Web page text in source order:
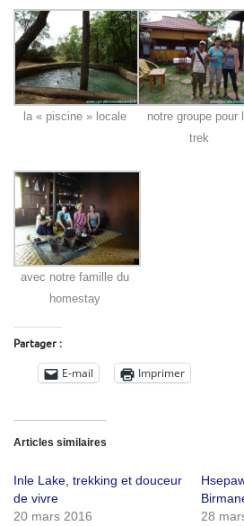
la « piscine » locale
notre groupe pour
trek
avec notre famille du
homestay
Partager :
E-mail Imprimer
Articles similaires
Inle Lake, trekking et douceur
de vivre
20 mars 2016
28